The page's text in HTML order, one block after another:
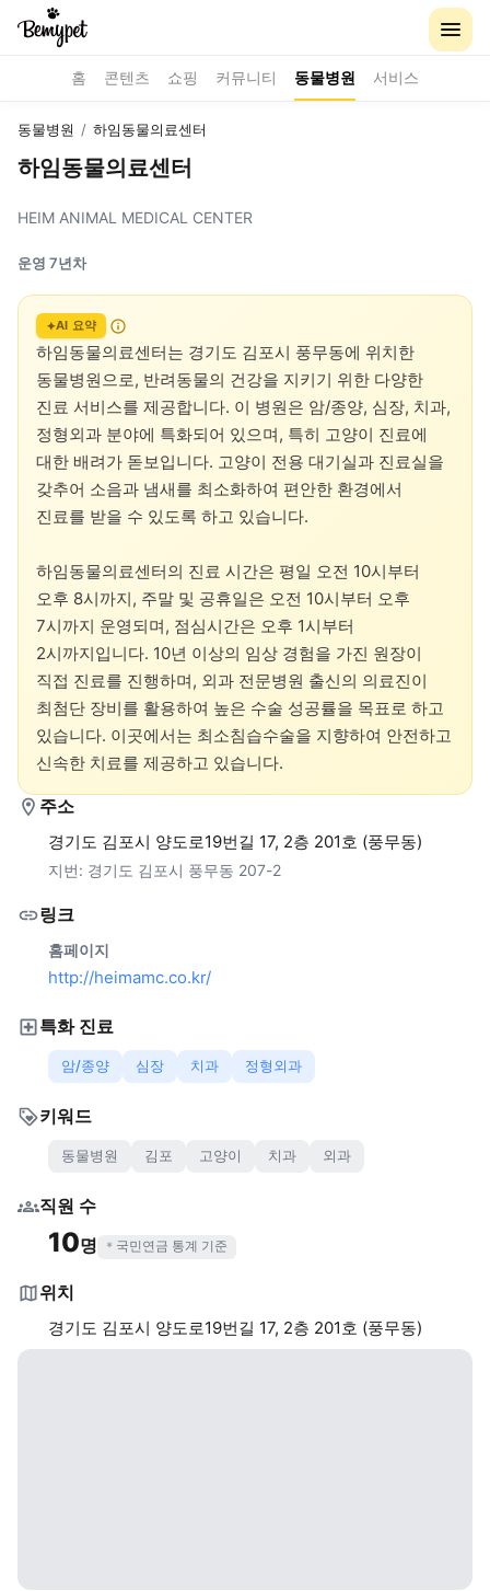
홈 콘텐츠 쇼핑 커뮤니티 동물병원 서비스
동물병원 / 하임동물의료센터
하임동물의료센터
HEIM ANIMAL MEDICAL CENTER
운영 7년차
AI 요약
하임동물의료센터는 경기도 김포시 풍무동에 위치한
동물병원으로, 반려동물의 건강을 지키기 위한 다양한
진료 서비스를 제공합니다. 이 병원은 암/종양, 심장, 치과,
정형외과 분야에 특화되어 있으며, 특히 고양이 진료에
대한 배려가 돋보입니다. 고양이 전용 대기실과 진료실을
갖추어 소음과 냄새를 최소화하여 편안한 환경에서
진료를 받을 수 있도록 하고 있습니다.
하임동물의료센터의 진료 시간은 평일 오전 10시부터
오후 8시까지, 주말 및 공휴일은 오전 10시부터 오후
7시까지 운영되며, 점심시간은 오후 1시부터
2시까지입니다. 10년 이상의 임상 경험을 가진 원장이
직접 진료를 진행하며, 외과 전문병원 출신의 의료진이
최첨단 장비를 활용하여 높은 수술 성공률을 목표로 하고
있습니다. 이곳에서는 최소침습수술을 지향하여 안전하고
신속한 치료를 제공하고 있습니다.
주소
경기도 김포시 양도로19번길 17, 2층 201호 (풍무동)
지번: 경기도 김포시 풍무동 207-2
링크
홈페이지
http://heimamc.co.kr/
특화 진료
암/종양 심장 치과 정형외과
키워드
동물병원 김포 고양이 치과 외과
직원 수
10명 국민연금 통계 기준
위치
경기도 김포시 양도로19번길 17, 2층 201호 (풍무동)